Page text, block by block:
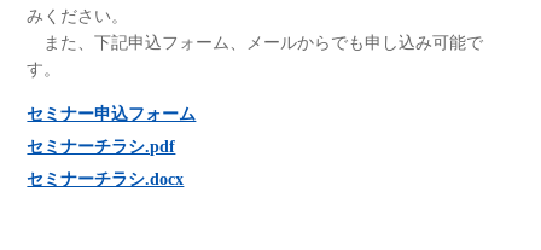
みください。
また、下記申込フォーム、メールからでも申し込み可能で
す。
セミナー申込フォーム
セミナーチラシ.pdf
セミナーチラシ.docx